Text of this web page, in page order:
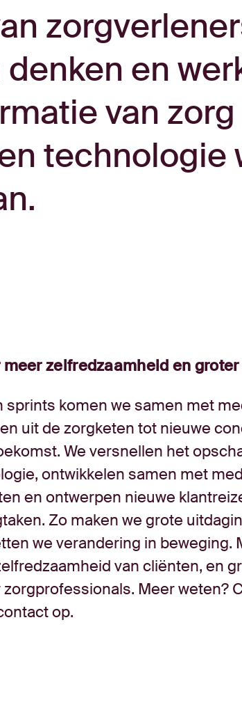
en
van
technologie
meer zelfredzaamheid en
sprints komen we samen met
uit de zorgketen tot nieuwe
We versnellen het
ontwikkelen samen met
en ontwerpen nieuwe
Zo maken we grote
we verandering in beweging.
van cliënten, en
Meer weten?
op.